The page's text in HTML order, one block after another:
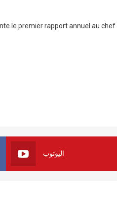
le premier rapport annuel au
اليوتوب